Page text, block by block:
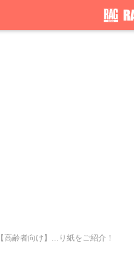
【高齢者向け】...り紙をご紹介！